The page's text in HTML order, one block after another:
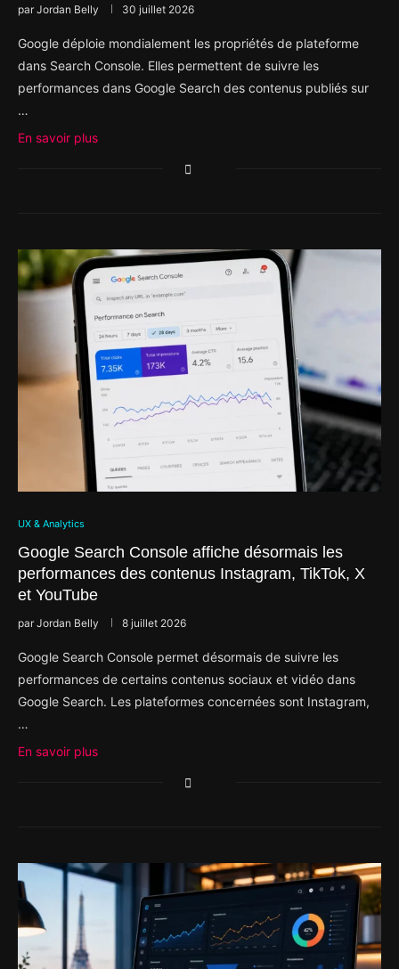
parJordan Belly 30 juillet 2026
Google déploie mondialement les propriétés de plateforme
dans Search Console. Elles permettent de suivre les
performances dans Google Search des contenus publiés sur
…
En savoir plus
UX & Analytics
Google Search Console affiche désormais les
performances des contenus Instagram, TikTok, X
et YouTube
parJordan Belly 8 juillet 2026
Google Search Console permet désormais de suivre les
performances de certains contenus sociaux et vidéo dans
Google Search. Les plateformes concernées sont Instagram,
…
En savoir plus